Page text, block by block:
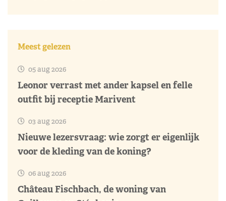
Meest gelezen
05 aug 2026
Leonor verrast met ander kapsel en felle
outfit bij receptie Marivent
03 aug 2026
Nieuwe lezersvraag: wie zorgt er eigenlijk
voor de kleding van de koning?
06 aug 2026
Château Fischbach, de woning van